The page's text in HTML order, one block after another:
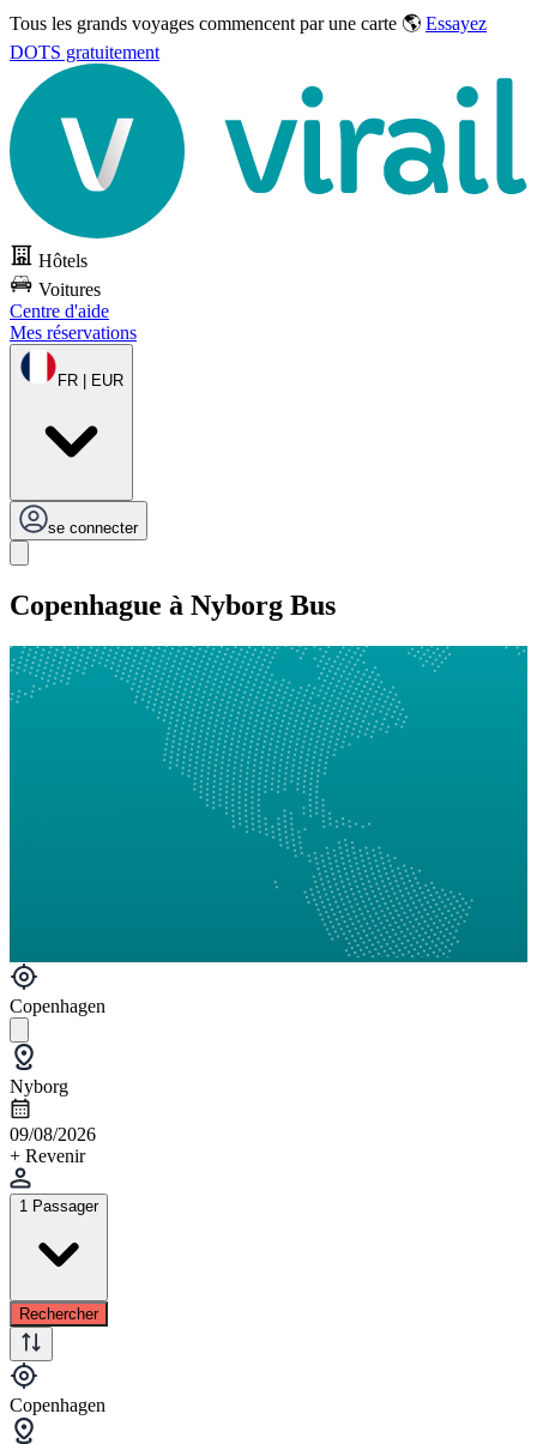
Tous les grands voyages commencent par une carte 🌎 Essayez
DOTS gratuitement
Hôtels
Voitures
Centre d'aide
Mes réservations
FR | EUR
se connecter
Copenhague à Nyborg Bus
Copenhagen
Nyborg
09/08/2026
+ Revenir
1 Passager
Rechercher
Copenhagen